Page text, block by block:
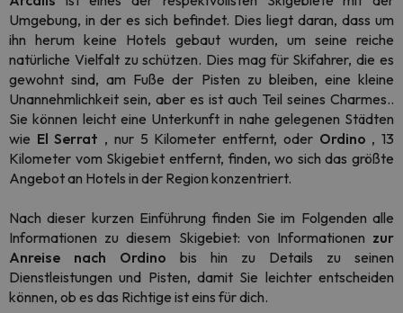
Umgebung, in der es sich befindet. Dies liegt daran, dass um
ihn herum keine Hotels gebaut wurden, um seine reiche
natürliche Vielfalt zu schützen. Dies mag für Skifahrer, die es
gewohnt sind, am Fuße der Pisten zu bleiben, eine kleine
Unannehmlichkeit sein, aber es ist auch Teil seines Charmes..
Sie können leicht eine Unterkunft in nahe gelegenen Städten
wie El Serrat , nur 5 Kilometer entfernt, oder Ordino , 13
Kilometer vom Skigebiet entfernt, finden, wo sich das größte
Angebot an Hotels in der Region konzentriert.
Nach dieser kurzen Einführung finden Sie im Folgenden alle
Informationen zu diesem Skigebiet: von Informationen zur
Anreise nach Ordino bis hin zu Details zu seinen
Dienstleistungen und Pisten, damit Sie leichter entscheiden
können, ob es das Richtige ist eins für dich.